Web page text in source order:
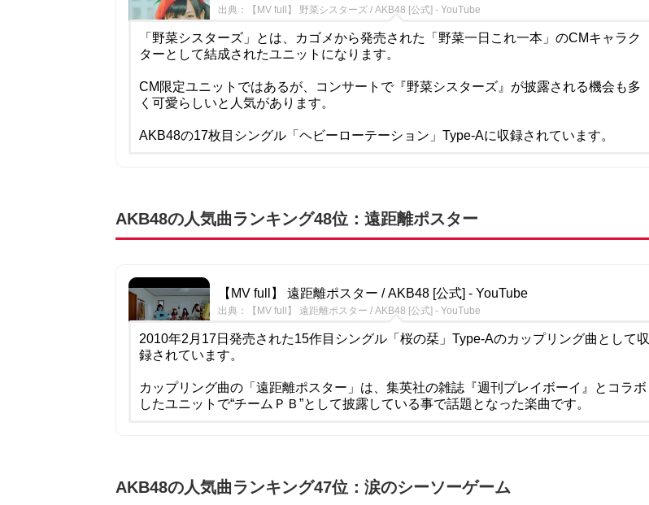
出典：【MV full】 野菜シスターズ / AKB48 [公式] - YouTube
「野菜シスターズ」とは、カゴメから発売された「野菜一日これ一本」のCMキャラク
ターとして結成されたユニットになります。
CM限定ユニットではあるが、コンサートで『野菜シスターズ』が披露される機会も多
く可愛らしいと人気があります。
AKB48の17枚目シングル「ヘビーローテーション」Type-Aに収録されています。
AKB48の人気曲ランキング48位：遠距離ポスター
【MV full】 遠距離ポスター / AKB48 [公式] - YouTube
出典：【MV full】 遠距離ポスター / AKB48 [公式] - YouTube
2010年2月17日発売された15作目シングル「桜の栞」Type-Aのカップリング曲として収
録されています。
カップリング曲の「遠距離ポスター」は、集英社の雑誌『週刊プレイボーイ』とコラボ
したユニットで“チームＰＢ”として披露している事で話題となった楽曲です。
AKB48の人気曲ランキング47位：涙のシーソーゲーム